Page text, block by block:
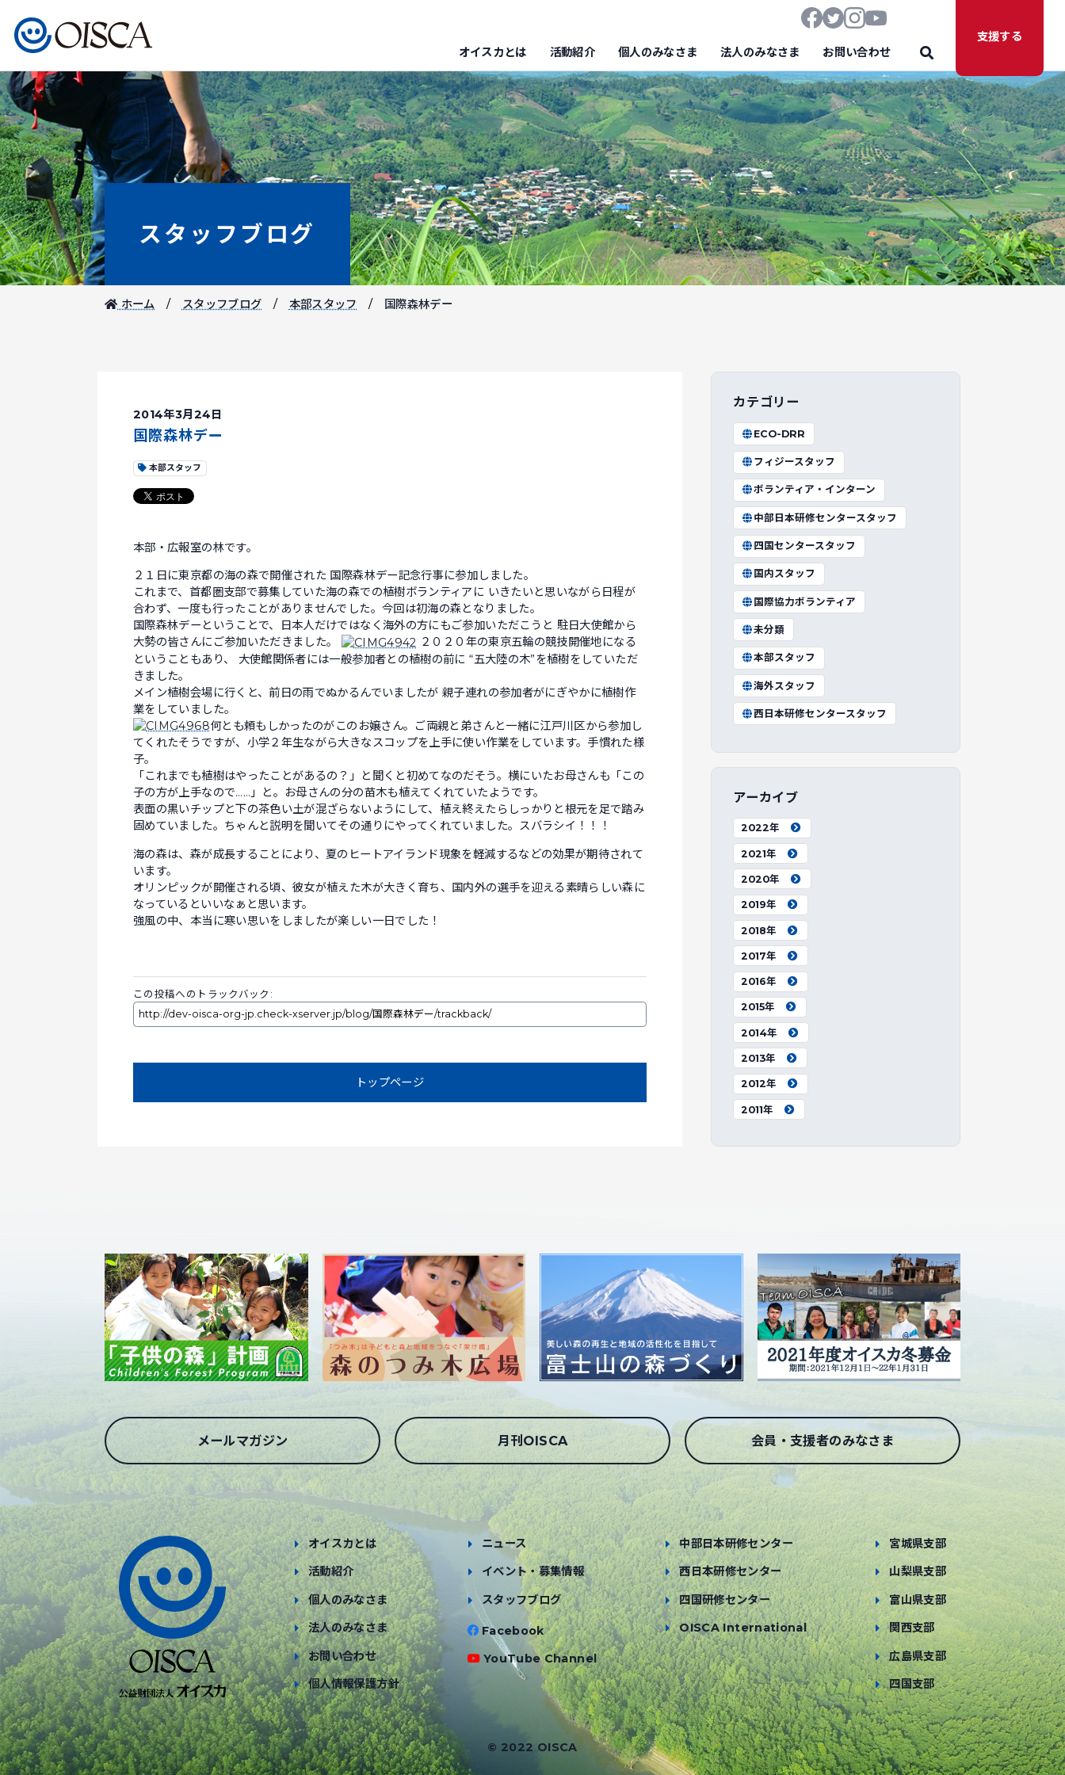
オイスカとは 活動紹介 個人のみなさま 法人のみなさま お問い合わせ
支援する
スタッフブログ
ホーム スタッフブログ 本部スタッフ 国際森林デー
2014年3月24日
国際森林デー
本部スタッフ
本部・広報室の林です。
２１日に東京都の海の森で開催された 国際森林デー記念行事に参加しました。
これまで、首都圏支部で募集していた海の森での植樹ボランティアに いきたいと思いながら日程が
合わず、一度も行ったことがありませんでした。今回は初海の森となりました。
国際森林デーということで、日本人だけではなく海外の方にもご参加いただこうと 駐日大使館から
大勢の皆さんにご参加いただきました。
２０２０年の東京五輪の競技開催地になる
ということもあり、 大使館関係者には一般参加者との植樹の前に “五大陸の木”を植樹をしていただ
きました。
メイン植樹会場に行くと、前日の雨でぬかるんでいましたが 親子連れの参加者がにぎやかに植樹作
業をしていました。
何とも頼もしかったのがこのお嬢さん。ご両親と弟さんと一緒に江戸川区から参加し
てくれたそうですが、小学２年生ながら大きなスコップを上手に使い作業をしています。手慣れた様
子。
「これまでも植樹はやったことがあるの？」と聞くと初めてなのだそう。横にいたお母さんも「この
子の方が上手なので……」と。お母さんの分の苗木も植えてくれていたようです。
表面の黒いチップと下の茶色い土が混ざらないようにして、植え終えたらしっかりと根元を足で踏み
固めていました。ちゃんと説明を聞いてその通りにやってくれていました。スバラシイ！！！
海の森は、森が成長することにより、夏のヒートアイランド現象を軽減するなどの効果が期待されて
います。
オリンピックが開催される頃、彼女が植えた木が大きく育ち、国内外の選手を迎える素晴らしい森に
なっているといいなぁと思います。
強風の中、本当に寒い思いをしましたが楽しい一日でした！
この投稿へのトラックバック:
トップページ
カテゴリー
ECO-DRR
フィジースタッフ
ボランティア・インターン
中部日本研修センタースタッフ
四国センタースタッフ
国内スタッフ
国際協力ボランティア
未分類
本部スタッフ
海外スタッフ
西日本研修センタースタッフ
アーカイブ
2022年
2021年
2020年
2019年
2018年
2017年
2016年
2015年
2014年
2013年
2012年
2011年
メールマガジン 月刊OISCA 会員・支援者のみなさま
オイスカとは
活動紹介
個人のみなさま
法人のみなさま
お問い合わせ
個人情報保護方針
ニュース
イベント・募集情報
スタッフブログ
Facebook
YouTube Channel
中部日本研修センター
西日本研修センター
四国研修センター
OISCA International
宮城県支部
山梨県支部
富山県支部
関西支部
広島県支部
四国支部
© 2022 OISCA